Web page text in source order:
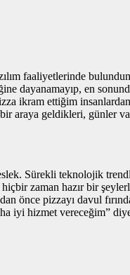
faaliyetlerinde
dayanamayıp, en
ikram ettiğim
bir araya geldikleri,
Sürekli teknolojik
zaman hazır bir
önce pizzayı davul
iyi hizmet vereceğim”